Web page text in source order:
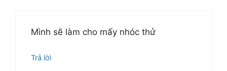
Mình sẽ làm cho mấy nhóc thử
Trả lời